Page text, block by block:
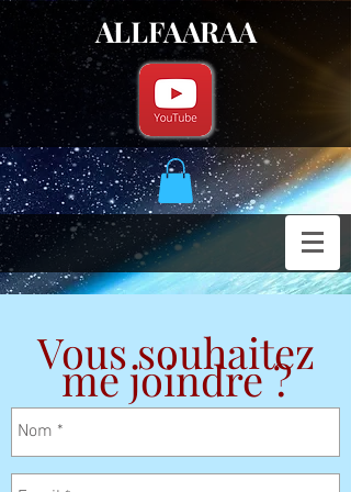
ALLFAARAA
Vous souhaitez
me joindre ?